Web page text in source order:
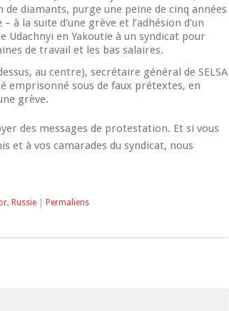
diamants, purge une peine de cinq années
la suite d’une grève et l’adhésion d’un
en Yakoutie à un syndicat pour
de travail et les bas salaires.
au centre), secrétaire général de SELSA
emprisonné sous de faux prétextes, en
grève.
des messages de protestation. Et si vous
et à vos camarades du syndicat, nous
, Russie Permaliens